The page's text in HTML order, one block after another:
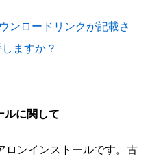
ンロードリンクが記載さ
ますか？
ルに関して
ロンインストールです。古